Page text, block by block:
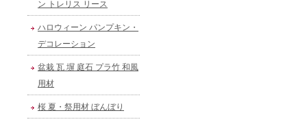
ン トレリス リース
ハロウィーン パンプキン・
デコレーション
盆栽 瓦 塀 庭石 プラ竹 和風
用材
桜 夏・祭用材 ぼんぼり